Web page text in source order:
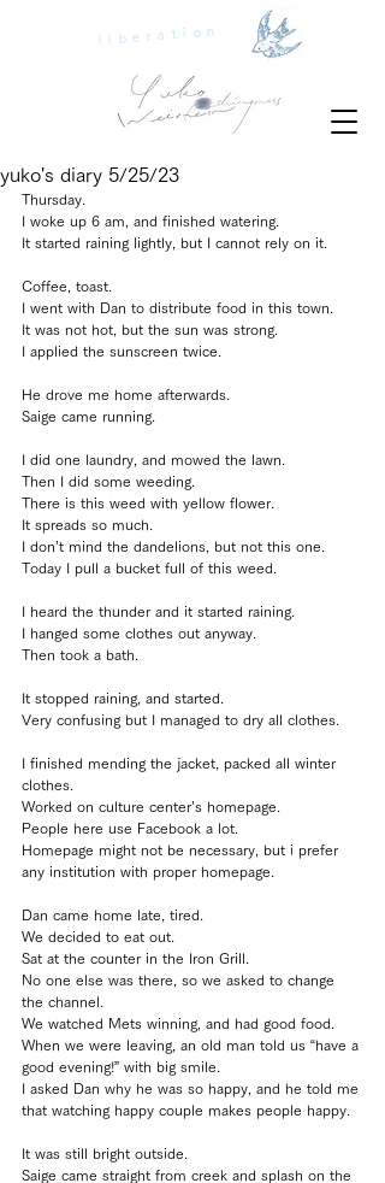
liberation
yuko's diary 5/25/23
Thursday.
I woke up 6 am, and finished watering.
It started raining lightly, but I cannot rely on it.
Coffee, toast.
I went with Dan to distribute food in this town.
It was not hot, but the sun was strong.
I applied the sunscreen twice.
He drove me home afterwards.
Saige came running.
I did one laundry, and mowed the lawn.
Then I did some weeding.
There is this weed with yellow flower.
It spreads so much.
I don’t mind the dandelions, but not this one.
Today I pull a bucket full of this weed.
I heard the thunder and it started raining.
I hanged some clothes out anyway.
Then took a bath.
It stopped raining, and started.
Very confusing but I managed to dry all clothes.
I finished mending the jacket, packed all winter
clothes.
Worked on culture center’s homepage.
People here use Facebook a lot.
Homepage might not be necessary, but i prefer
any institution with proper homepage.
Dan came home late, tired.
We decided to eat out.
Sat at the counter in the Iron Grill.
No one else was there, so we asked to change
the channel.
We watched Mets winning, and had good food.
When we were leaving, an old man told us “have a
good evening!” with big smile.
I asked Dan why he was so happy, and he told me
that watching happy couple makes people happy.
It was still bright outside.
Saige came straight from creek and splash on the